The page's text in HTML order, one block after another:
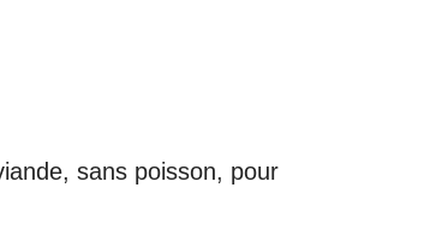
sans poisson, pour